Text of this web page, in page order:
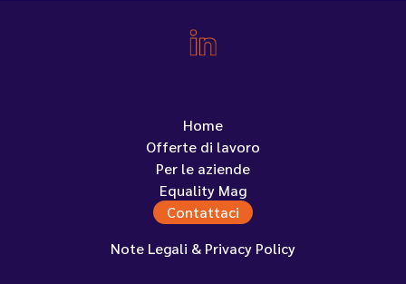
Note Legali & Privacy Policy
Home
Offerte di lavoro
Per le aziende
Equality Mag
Contattaci